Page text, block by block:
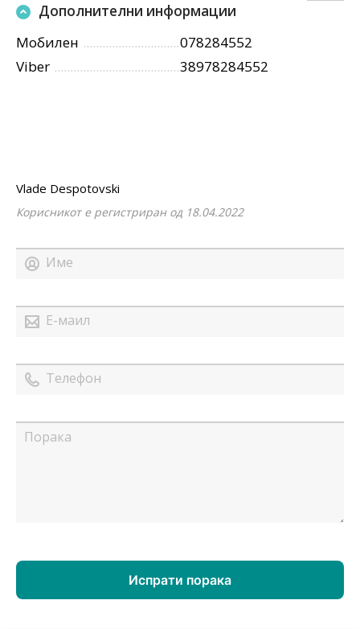
Дополнителни информации
Мобилен
078284552
Viber
38978284552
Vlade Despotovski
Корисникот е регистриран од 18.04.2022